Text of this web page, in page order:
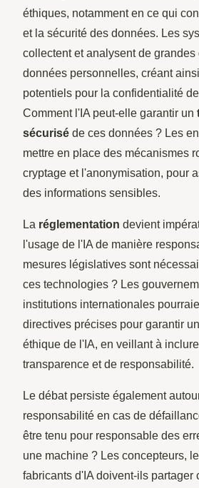
éthiques, notamment en ce qui
et la sécurité des données. Les
collectent et analysent de grandes
données personnelles, créant
potentiels pour la confidentialité
Comment l'IA peut-elle garantir un
sécurisé de ces données ? Les
mettre en place des mécanismes
cryptage et l'anonymisation, pour
des informations sensibles.
La réglementation devient
l'usage de l'IA de manière
mesures législatives sont
ces technologies ? Les
institutions internationales
directives précises pour garantir
éthique de l'IA, en veillant à
transparence et de responsabilité.
Le débat persiste également
responsabilité en cas de
être tenu pour responsable des
une machine ? Les concepteurs,
fabricants d'IA doivent-ils partager